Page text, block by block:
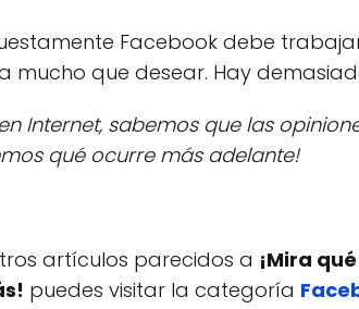
Facebook debe
mucho que desear. Hay
Internet, sabemos que las
qué ocurre más adelante!
artículos parecidos a ¡Mira
puedes visitar la categoría